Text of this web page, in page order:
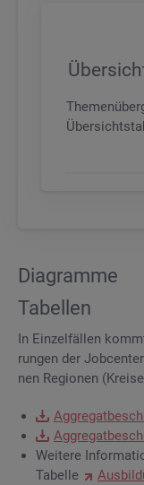
Dia­gram­me
Ta­bel­len
In Ein­zel­fäl­len
run­gen der
nen Re­gio­nen
Wei­te­re
Ta­bel­le